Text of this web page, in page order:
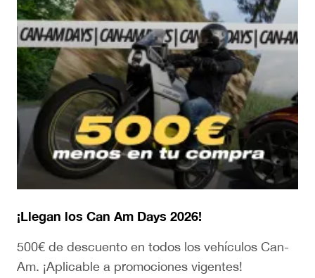
¡Llegan los Can Am Days 2026!
500€ de descuento en todos los vehículos Can-
Am. ¡Aplicable a promociones vigentes!